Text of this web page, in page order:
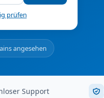
prüfen
angesehen
Support